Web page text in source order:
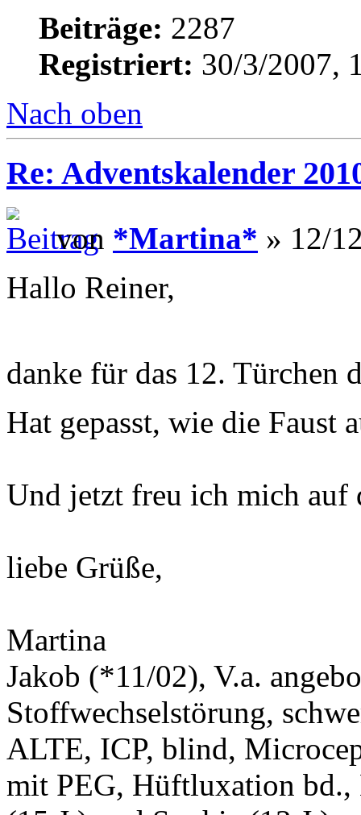
Beiträge: 2287
Registriert: 30/3/2007,
Nach oben
Re: Adventskalender
von *Martina* » 12/
Hallo Reiner,
danke für das 12. Türchen
Hat gepasst, wie die Faust
Und jetzt freu ich mich auf
liebe Grüße,
Martina
Jakob (*11/02), V.a.
Stoffwechselstörung,
ALTE, ICP, blind,
mit PEG, Hüftluxation bd.,